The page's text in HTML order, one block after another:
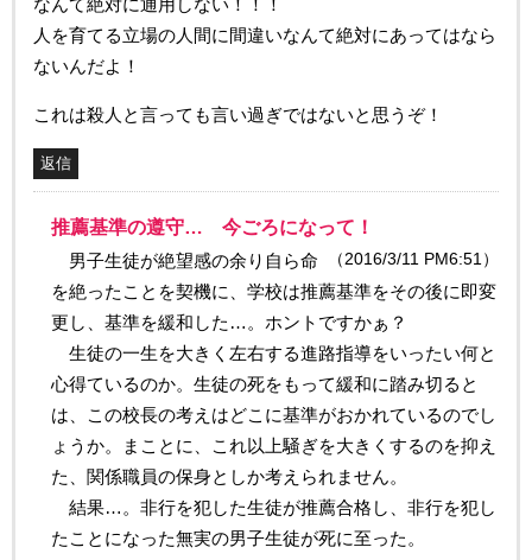
なんて絶対に通用しない！！！
人を育てる立場の人間に間違いなんて絶対にあってはなら
ないんだよ！
これは殺人と言っても言い過ぎではないと思うぞ！
返信
推薦基準の遵守… 今ごろになって！
（2016/3/11 PM6:51）
男子生徒が絶望感の余り自ら命
を絶ったことを契機に、学校は推薦基準をその後に即変
更し、基準を緩和した…。ホントですかぁ？
生徒の一生を大きく左右する進路指導をいったい何と
心得ているのか。生徒の死をもって緩和に踏み切ると
は、この校長の考えはどこに基準がおかれているのでし
ょうか。まことに、これ以上騒ぎを大きくするのを抑え
た、関係職員の保身としか考えられません。
結果…。非行を犯した生徒が推薦合格し、非行を犯し
たことになった無実の男子生徒が死に至った。